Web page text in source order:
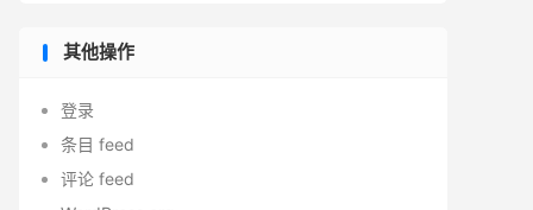
其他操作
登录
条目 feed
评论 feed